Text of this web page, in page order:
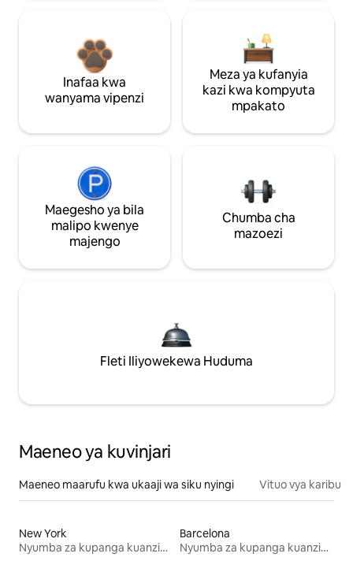
Inafaa kwa
wanyama vipenzi
Meza ya kufanyia
kazi kwa kompyuta
mpakato
Maegesho ya bila
malipo kwenye
majengo
Chumba cha
mazoezi
Fleti Iliyowekewa Huduma
Maeneo ya kuvinjari
Maeneo maarufu kwa ukaaji wa siku nyingi Vituo vya karibu
New York
Nyumba za kupanga kuanzia mwezi mmoja
Barcelona
Nyumba za kupanga kuanzia mwezi mmoja